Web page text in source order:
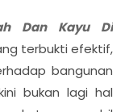
Dan Kayu Di
terbukti efektif,
bangunan
bukan lagi hal